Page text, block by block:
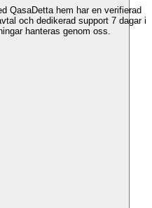
QasaDetta hem har en verifierad
och dedikerad support 7 dagar i
hanteras genom oss.